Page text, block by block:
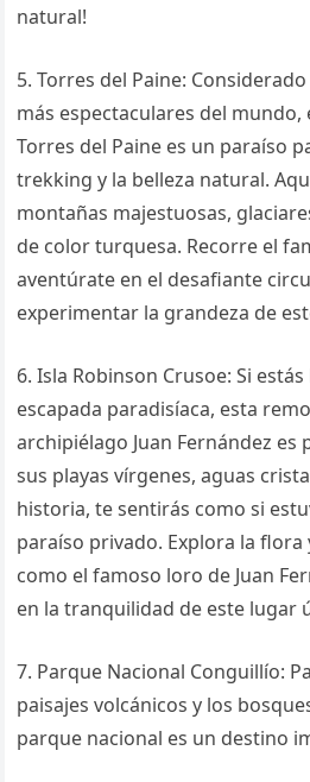
natural!
5. Torres del Paine:
más espectaculares del mundo,
Torres del Paine es un paraíso
trekking y la belleza natural.
montañas majestuosas,
de color turquesa. Recorre el
aventúrate en el desafiante
experimentar la grandeza de
6. Isla Robinson Crusoe: Si
escapada paradisíaca, esta
archipiélago Juan Fernández es
sus playas vírgenes, aguas
historia, te sentirás como si
paraíso privado. Explora la flora
como el famoso loro de Juan
en la tranquilidad de este lugar
7. Parque Nacional Conguillío:
paisajes volcánicos y los
parque nacional es un destino